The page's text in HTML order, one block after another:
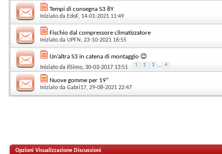
Tempi di consegna S3 8Y
Iniziato da EdoF, 14-01-2021 11:49
Fischio dal compressore climatizzatore
Iniziato da UPFN , 23-10-2021 16:55
Un’altra S3 in catena di montaggio 😊
Iniziato da IlSimo, 30-03-2017 13:51 1 2 3 ... 4
Nuove gomme per 19"
Iniziato da Gabri17, 29-08-2021 22:47
Opzioni Visualizzazione Discussioni